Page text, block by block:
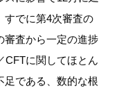
すでに第4次審査の
審査から一定の進捗
CFTに関してほとん
足である、数的な根